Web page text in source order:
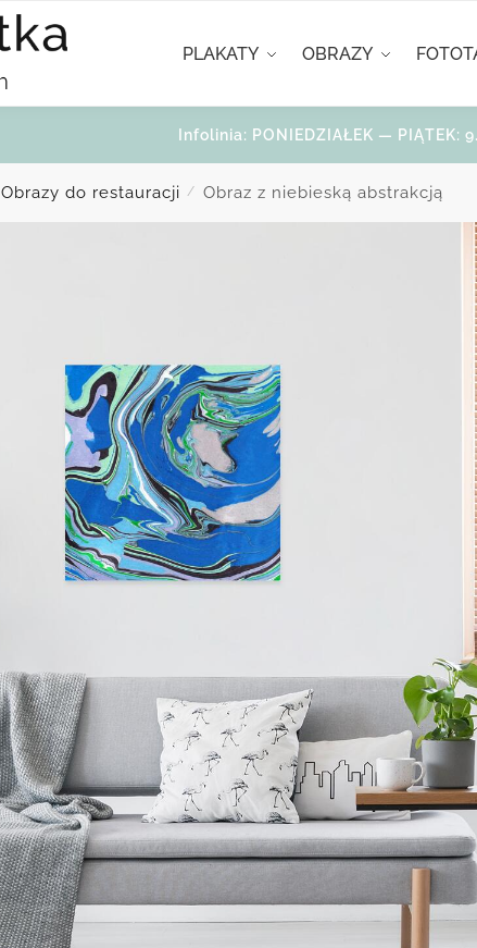
PLAKATY OBRAZY
Infolinia: PONIEDZIAŁEK — PIĄTEK:
Obrazy do restauracji / Obraz z niebieską abstrakcją